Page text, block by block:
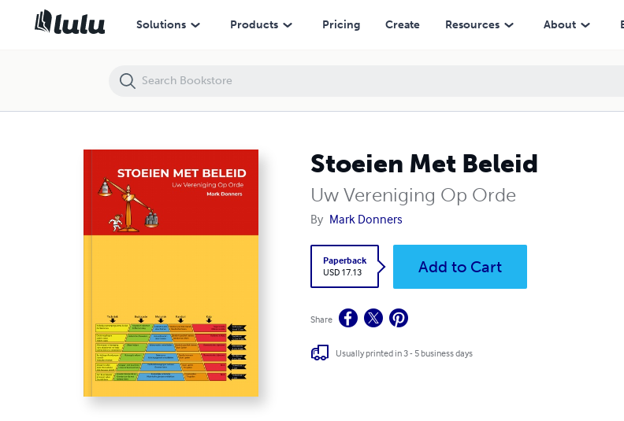
Solutions Products Pricing Create Resources About
Stoeien Met Beleid
Uw Vereniging Op Orde
By Mark Donners
Paperback
USD 17.13
Add to Cart
Share
Usually printed in 3 - 5 business days